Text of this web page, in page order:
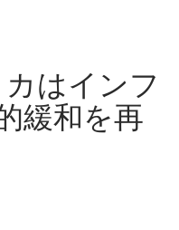
はインフ
緩和を再